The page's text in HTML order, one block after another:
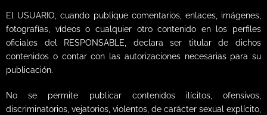
El USUARIO, cuando publique comentarios, enlaces, imágenes,
fotografías, vídeos o cualquier otro contenido en los perfiles
oficiales del RESPONSABLE, declara ser titular de dichos
contenidos o contar con las autorizaciones necesarias para su
publicación.
No se permite publicar contenidos ilícitos, ofensivos,
discriminatorios, vejatorios, violentos, de carácter sexual explícito,